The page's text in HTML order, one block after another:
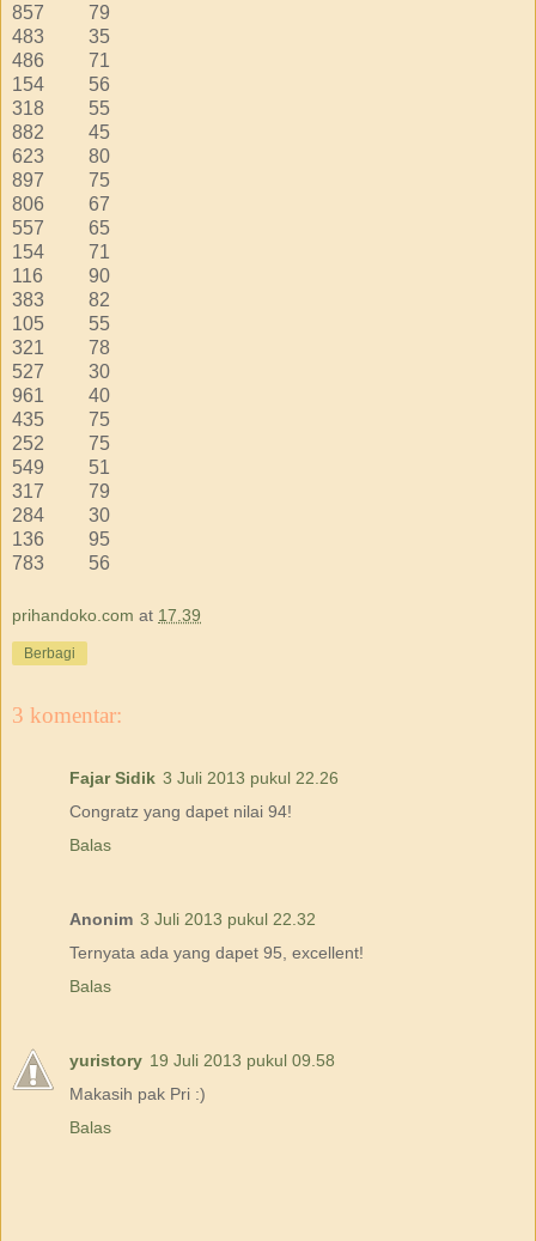
857
79
483
35
486
71
154
56
318
55
882
45
623
80
897
75
806
67
557
65
154
71
116
90
383
82
105
55
321
78
527
30
961
40
435
75
252
75
549
51
317
79
284
30
136
95
783
56
prihandoko.com at 17.39
Berbagi
3 komentar:
Fajar Sidik 3 Juli 2013 pukul 22.26
Congratz yang dapet nilai 94!
Balas
Anonim 3 Juli 2013 pukul 22.32
Ternyata ada yang dapet 95, excellent!
Balas
yuristory 19 Juli 2013 pukul 09.58
Makasih pak Pri :)
Balas